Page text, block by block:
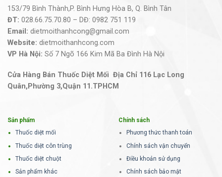
153/79 Bình Thành,P. Bình Hưng Hòa B, Q. Bình Tân
ĐT: 028.66.75.70.80 – DĐ: 0982 751 119
Email: dietmoithanhcong@gmail.com
Website: dietmoithanhcong.com
VP Hà Nội: Số 7 Ngõ 166 Kim Mã Ba Đình Hà Nội
Cửa Hàng Bán Thuốc Diệt Mối Địa Chỉ 116 Lạc Long
Quân,Phường 3,Quận 11.TPHCM
Sản phẩm
Thuốc diệt mối
Thuốc diệt côn trùng
Thuốc diệt chuột
Sản phẩm khác
Chính sách
Phương thức thanh toán
Chính sách vận chuyển
Điều khoản sử dụng
Chính sách bảo mật